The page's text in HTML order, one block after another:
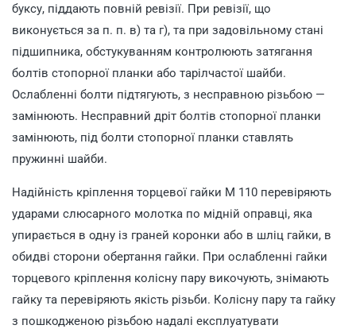
буксу, піддають повній ревізії. При ревізії, що
виконується за п. п. в) та г), та при задовільному стані
підшипника, обстукуванням контролюють затягання
болтів стопорної планки або тарілчастої шайби.
Ослабленні болти підтягують, з несправною різьбою —
замінюють. Несправний дріт болтів стопорної планки
замінюють, під болти стопорної планки ставлять
пружинні шайби.
Надійність кріплення торцевої гайки М 110 перевіряють
ударами слюсарного молотка по мідній оправці, яка
упирається в одну із граней коронки або в шліц гайки, в
обидві сторони обертання гайки. При ослабленні гайки
торцевого кріплення колісну пару викочують, знімають
гайку та перевіряють якість різьби. Колісну пару та гайку
з пошкодженою різьбою надалі експлуатувати